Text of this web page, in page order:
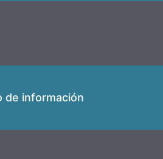
de información